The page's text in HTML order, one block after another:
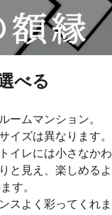
べる
ームマンション。
イズは異なります。
イレには小さなかわ
と見え、楽しめるよ
す。
スよく彩ってくれま